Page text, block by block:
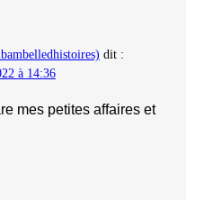
dit :
à 14:36
mes petites affaires et